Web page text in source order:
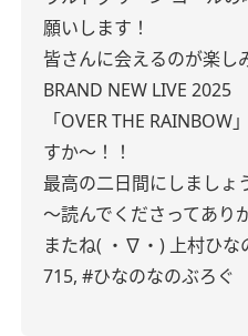
願いします！
皆さんに会えるのが楽し
BRAND NEW LIVE 2025
「OVER THE RAINBOW」
すか〜！！
最高の二日間にしましょ
〜読んでくださってあり
またね( ・∇・) 上村ひな
715, #ひなのなのぶろぐ